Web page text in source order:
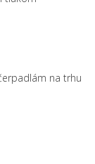
na trhu